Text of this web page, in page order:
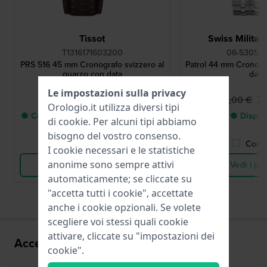
Tissot
T1316171603200
PRS 516 45 mm Cronografo svizzero al
quarzo con data
495,00 €
● Consegna in 2 a 5 giorni lavorativi
Vedi i prodotti
Swiss
06-
Patrol 44 mm
data
339,00 €
●
Vedi i
Accessori per il movimento G10.212
Le impostazioni sulla privacy
Orologio.it utilizza diversi tipi
di cookie. Per alcuni tipi abbiamo
bisogno del vostro consenso.
I cookie necessari e le statistiche
anonime sono sempre attivi
automaticamente; se cliccate su
"accetta tutti i cookie", accettate
anche i cookie opzionali. Se volete
scegliere voi stessi quali cookie
attivare, cliccate su "impostazioni dei
cookie".